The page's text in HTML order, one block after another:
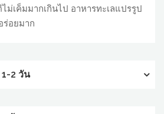
ม่เค็มมากเกินไป อาหารทะเลแปรรูป
ร่อยมาก
1-2 วัน